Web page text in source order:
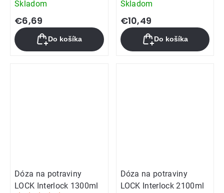
Skladom
€6,69
Do košíka
Skladom
€10,49
Do košíka
Dóza na potraviny
LOCK Interlock 1300ml
Dóza na potraviny
LOCK Interlock 2100ml